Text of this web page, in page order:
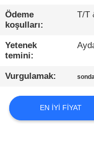
BIZIMLE
ILETIŞIME
GEÇIN
ŞIMDI
SOHBET
ET
Ödeme
koşulları:
T/T
Yetenek
temini:
Vurgulamak:
EN IYI FIYAT